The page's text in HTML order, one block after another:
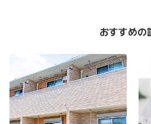
おすすめの